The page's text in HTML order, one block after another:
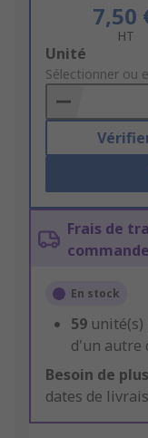
7,50
HT
Add
to
Basket
Unité
Sélectionner ou
Frais de
En stock
59 unité(s)
d'un autre
Besoin de
dates de